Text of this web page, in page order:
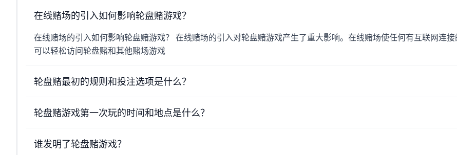
在线赌场的引入如何影响轮盘赌游戏？
在线赌场的引入如何影响轮盘赌游戏？ 在线赌场的引入对轮盘赌游戏产生了重大影响。在线赌场使任何有互联网连
可以轻松访问轮盘赌和其他赌场游戏
轮盘赌最初的规则和投注选项是什么？
轮盘赌游戏第一次玩的时间和地点是什么？
谁发明了轮盘赌游戏？